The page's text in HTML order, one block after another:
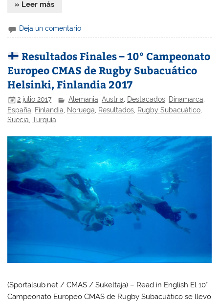
» Leer más
Deja un comentario
Resultados Finales – 10° Campeonato
Europeo CMAS de Rugby Subacuático
Helsinki, Finlandia 2017
2 julio 2017 Alemania,Austria, Destacados, Dinamarca,
España
Finlandia Noruega Resultados Rugby Subacuático
Suecia ,Turquía
(Sportalsub.net / CMAS / Sukeltaja) – Read in English El 10°
Campeonato Europeo CMAS de Rugby Subacuático se llevó